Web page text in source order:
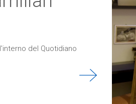
del Quotidiano